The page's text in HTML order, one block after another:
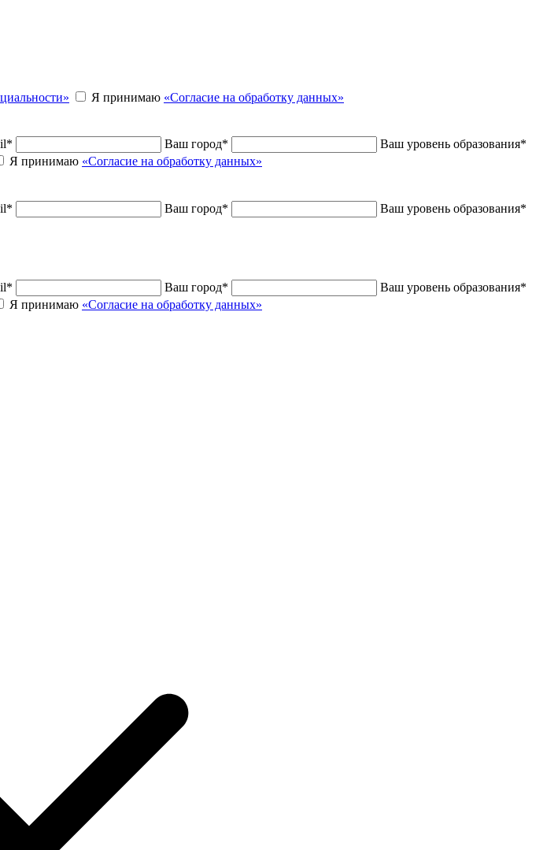
Я принимаю «Согласие на обработку данных»
* Ваш город* Ваш уровень образования*
Я принимаю «Согласие на обработку данных»
* Ваш город* Ваш уровень образования*
* Ваш город* Ваш уровень образования*
Я принимаю «Согласие на обработку данных»